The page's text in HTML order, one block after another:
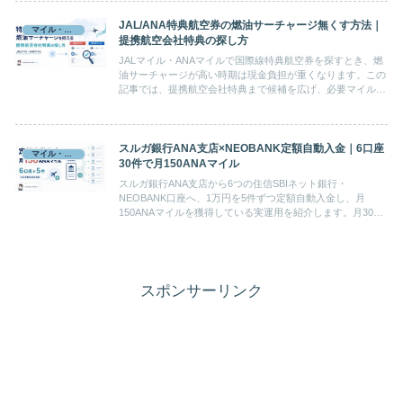
マイル・ポイント
JAL/ANA特典航空券の燃油サーチャージ無くす方法｜
提携航空会社特典の探し方
JALマイル・ANAマイルで国際線特典航空券を探すとき、燃
油サーチャージが高い時期は現金負担が重くなります。この
記事では、提携航空会社特典まで候補を広げ、必要マイルと
スルガ銀行ANA支店×NEOBANK定額自動入金｜6口座
30件で月150ANAマイル
スルガ銀行ANA支店から6つの住信SBIネット銀行・
NEOBANK口座へ、1万円を5件ずつ定額自動入金し、月
150ANAマイルを獲得している実運用を紹介します。月30万
スポンサーリンク